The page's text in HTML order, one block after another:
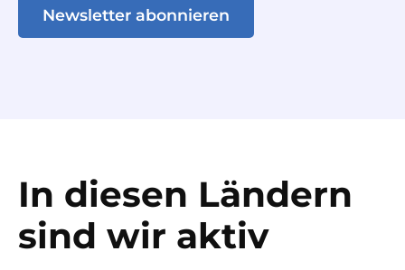
Newsletter abonnieren
In diesen Ländern
sind wir aktiv